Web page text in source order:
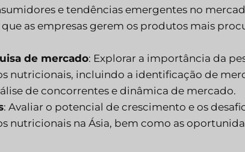
e tendências emergentes no
as empresas gerem os produtos mais
de mercado: Explorar a importância da
nutricionais, incluindo a identificação de
de concorrentes e dinâmica de mercado.
: Avaliar o potencial de crescimento e os
nutricionais na Ásia, bem como as